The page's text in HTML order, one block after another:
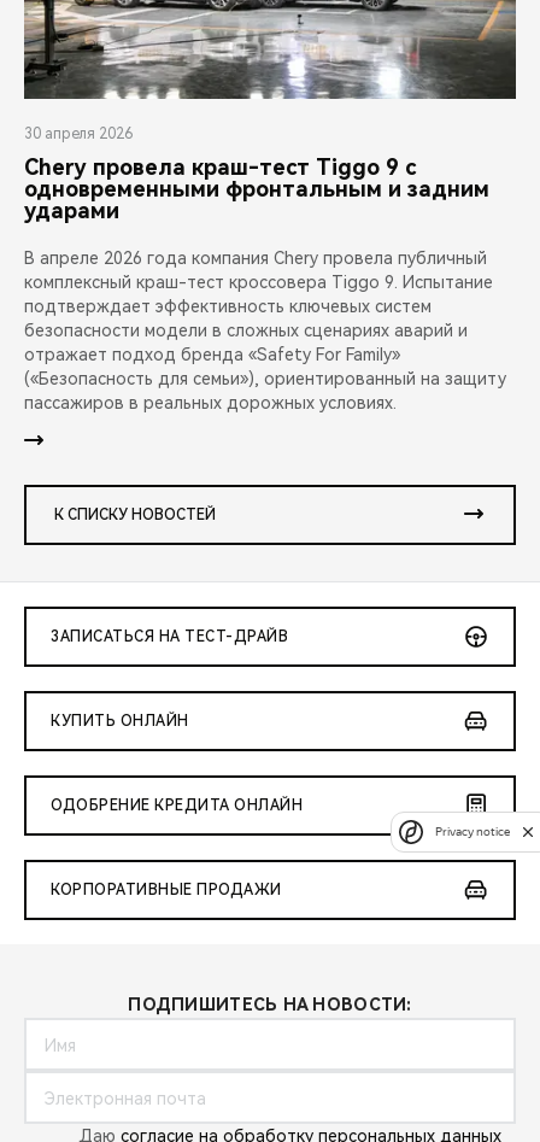
30 апреля 2026
Chery провела краш-тест Tiggo 9 с
одновременными фронтальным и задним
ударами
В апреле 2026 года компания Chery провела публичный
комплексный краш-тест кроссовера Tiggo 9. Испытание
подтверждает эффективность ключевых систем
безопасности модели в сложных сценариях аварий и
отражает подход бренда «Safety For Family»
(«Безопасность для семьи»), ориентированный на защиту
пассажиров в реальных дорожных условиях.
К СПИСКУ НОВОСТЕЙ
ЗАПИСАТЬСЯ НА ТЕСТ-ДРАЙВ
КУПИТЬ ОНЛАЙН
ОДОБРЕНИЕ КРЕДИТА ОНЛАЙН
КОРПОРАТИВНЫЕ ПРОДАЖИ
ПОДПИШИТЕСЬ НА НОВОСТИ:
Даю согласие на обработку персональных данных
Privacy notice